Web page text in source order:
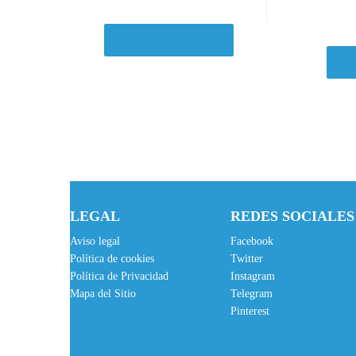
LEGAL
Aviso legal
Política de cookies
Política de Privacidad
Mapa del Sitio
REDES SOCIALES
Facebook
Twitter
Instagram
Telegram
Pinterest